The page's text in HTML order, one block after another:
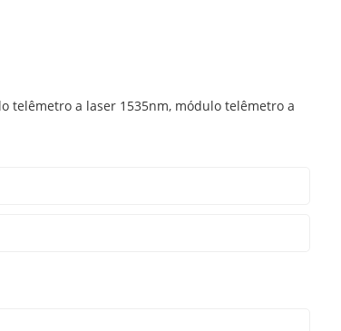
telêmetro a laser 1535nm, módulo telêmetro a